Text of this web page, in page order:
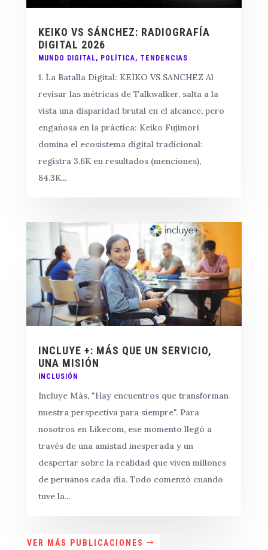
KEIKO VS SÁNCHEZ: RADIOGRAFÍA
DIGITAL 2026
MUNDO DIGITAL, POLÍTICA, TENDENCIAS
1. La Batalla Digital: KEIKO VS SANCHEZ Al
revisar las métricas de Talkwalker, salta a la
vista una disparidad brutal en el alcance, pero
engañosa en la práctica: Keiko Fujimori
domina el ecosistema digital tradicional:
registra 3.6K en resultados (menciones),
84.3K...
INCLUYE +: MÁS QUE UN SERVICIO,
UNA MISIÓN
INCLUSIÓN
Incluye Más, "Hay encuentros que transforman
nuestra perspectiva para siempre". Para
nosotros en Likecom, ese momento llegó a
través de una amistad inesperada y un
despertar sobre la realidad que viven millones
de peruanos cada día. Todo comenzó cuando
tuve la...
VER MÁS PUBLICACIONES